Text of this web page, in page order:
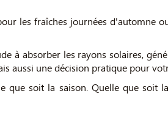
les fraîches journées d'automne
à absorber les rayons solaires,
aussi une décision pratique pour
que soit la saison. Quelle que soit